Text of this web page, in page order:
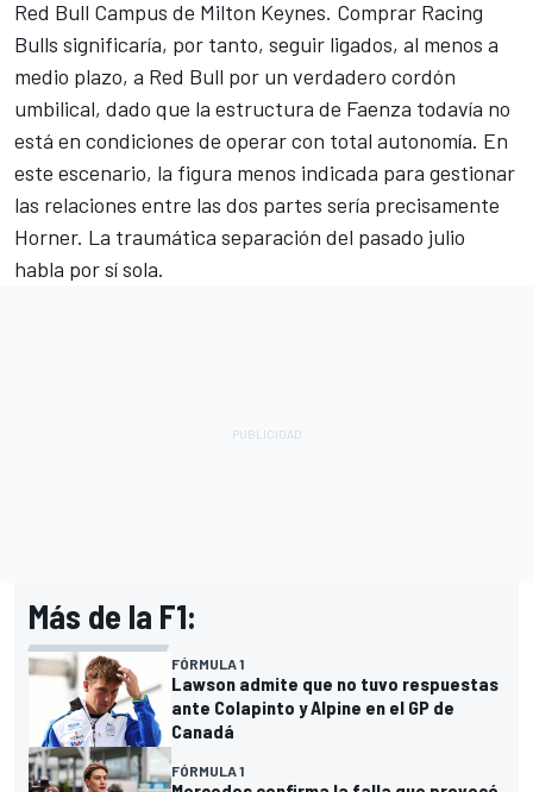
Red Bull Campus de Milton Keynes. Comprar Racing
Bulls significaría, por tanto, seguir ligados, al menos a
medio plazo, a Red Bull por un verdadero cordón
umbilical, dado que la estructura de Faenza todavía no
está en condiciones de operar con total autonomía. En
este escenario, la figura menos indicada para gestionar
las relaciones entre las dos partes sería precisamente
Horner. La traumática separación del pasado julio
habla por sí sola.
Más de la F1:
FÓRMULA 1
Lawson admite que no tuvo respuestas
ante Colapinto y Alpine en el GP de
Canadá
FÓRMULA 1